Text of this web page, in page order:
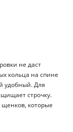
не даст
кольца на спине
удобный. Для
строчку.
щенков, которые